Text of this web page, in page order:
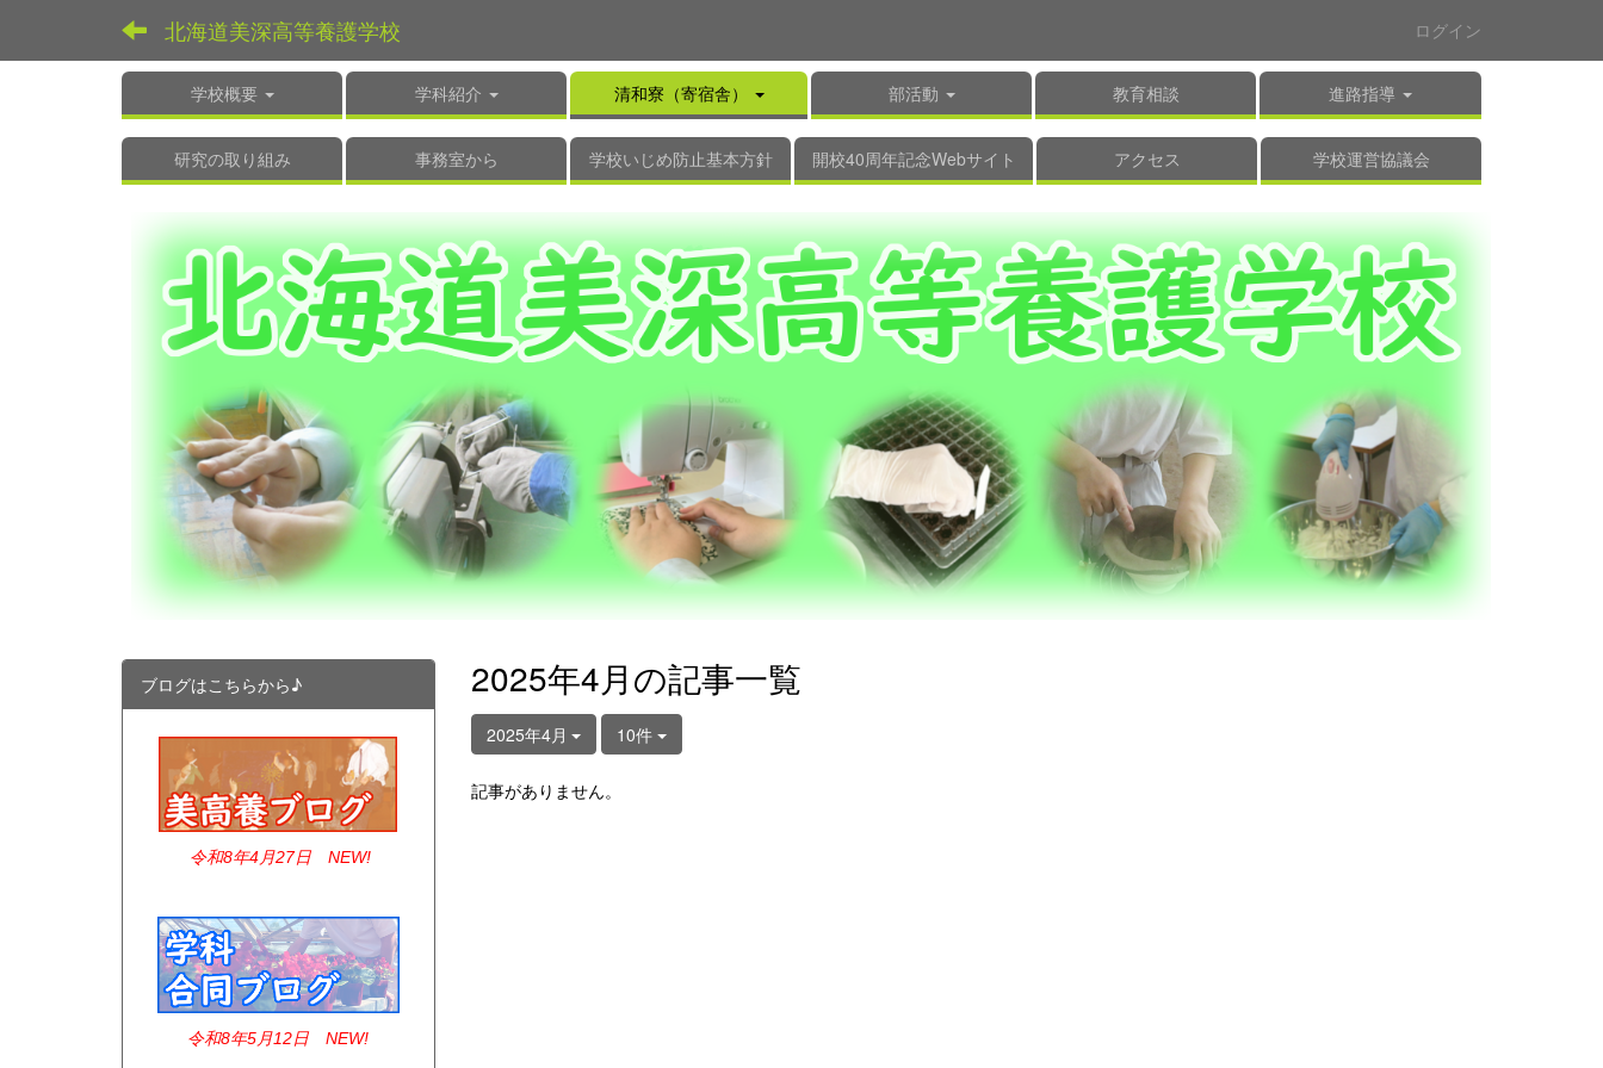
北海道美深高等養護学校 ログイン
学校概要 学科紹介 清和寮（寄宿舎） 部活動 教育相談 進路指導
研究の取り組み 事務室から 学校いじめ防止基本方針 開校40周年記念Webサイト アクセス 学校運営協議会
2025年4月の記事一覧
2025年4月 10件
記事がありません。
ブログはこちらから♪
令和8年4月27日 NEW!
令和8年5月12日 NEW!